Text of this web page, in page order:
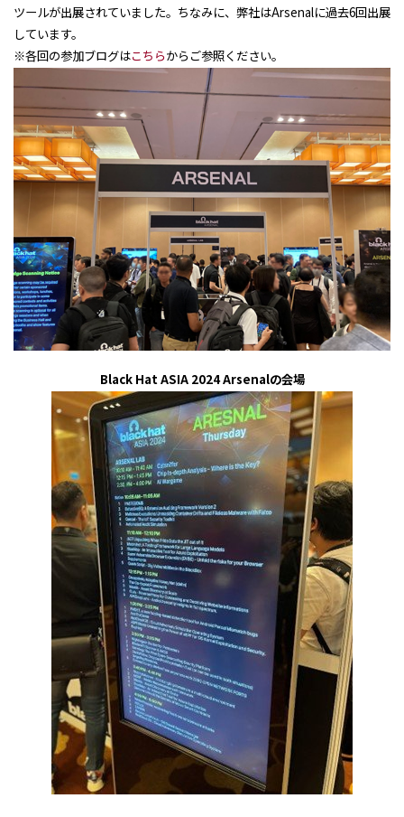
ツールが出展されていました。ちなみに、弊社はArsenalに過去6回出展
しています。
※各回の参加ブログはこちらからご参照ください。
Black Hat ASIA 2024 Arsenalの会場